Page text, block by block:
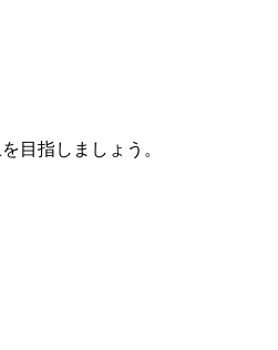
目指しましょう。